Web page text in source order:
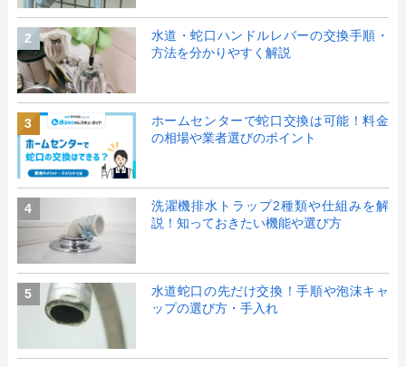
2
水道・蛇口ハンドルレバーの交換手順・
方法を分かりやすく解説
3
ホームセンターで蛇口交換は可能！料金
の相場や業者選びのポイント
4
洗濯機排水トラップ2種類や仕組みを解
説！知っておきたい機能や選び方
5
水道蛇口の先だけ交換！手順や泡沫キャ
ップの選び方・手入れ